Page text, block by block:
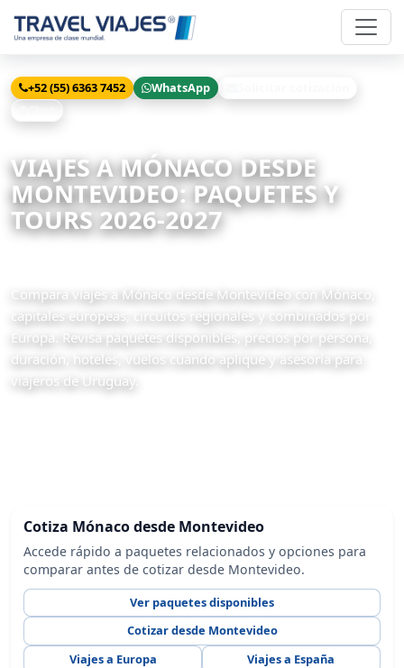
+52 (55) 6363 7452 WhatsApp
VIAJES A MÓNACO DESDE
MONTEVIDEO: PAQUETES Y
TOURS 2026-2027
Compara viajes a Mónaco desde Montevideo con Mónaco,
capitales europeas, circuitos regionales y combinados por
Europa. Revisa paquetes disponibles, precios por persona,
duración, hoteles, vuelos cuando aplique y asesoría para
viajeros de Uruguay.
Cotiza Mónaco desde Montevideo
Accede rápido a paquetes relacionados y opciones para
comparar antes de cotizar desde Montevideo.
Ver paquetes disponibles
Cotizar desde Montevideo
Viajes a Europa
Viajes a España